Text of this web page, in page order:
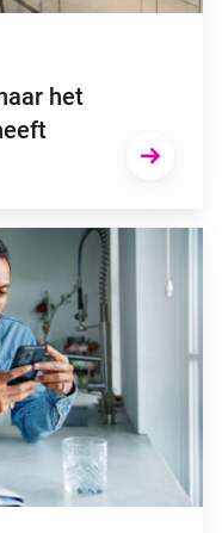
het